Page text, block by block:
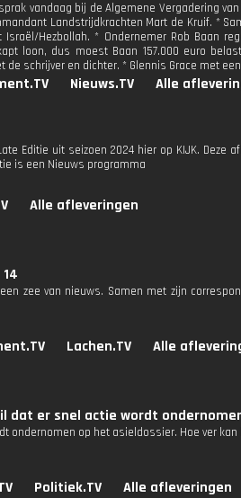
vandaag bij de Algemene Vergadering
Landstrijdkrachten Mart de Kruif. *
Hezbollah. * Ondernemer Rob Baan
loon, dus moest Baan 157.000 euro
schrijver en dichter. * Glennis Grace met
Nieuws.TV Alle
Editie uit seizoen 2024 hier op KIJK. Deze
is een Nieuws programma
Alle afleveringen
zee van nieuws. Samen met zijn
Lachen.TV Alle
dat er snel actie wordt
ondernomen op het asieldossier. Hoe ver
Politiek.TV Alle afleveringen